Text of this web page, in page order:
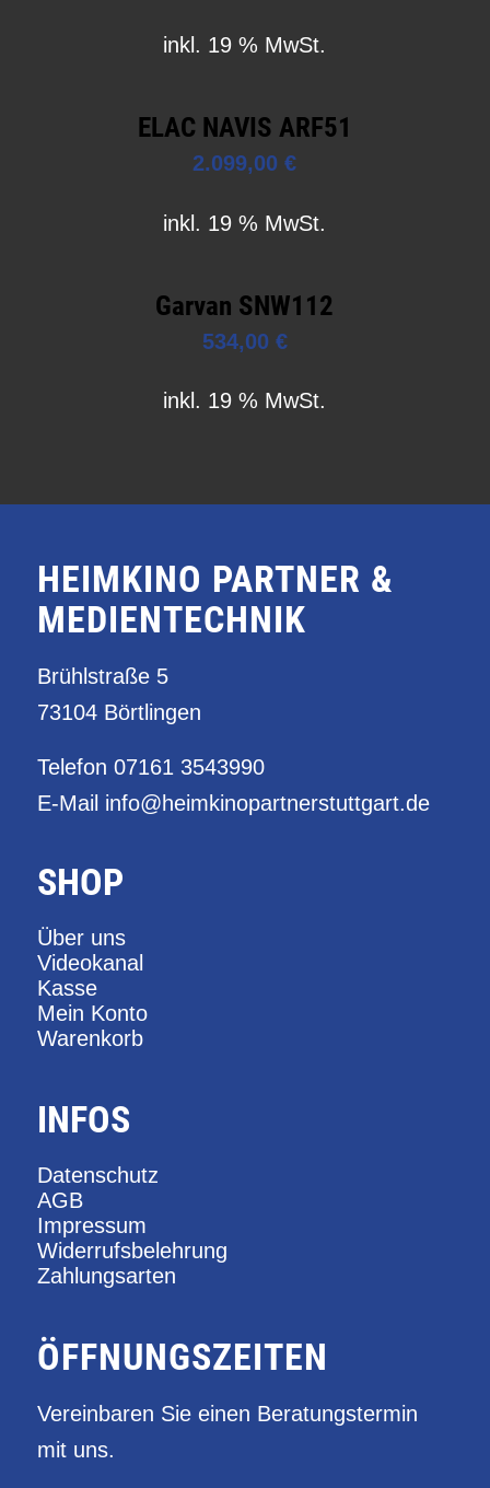
inkl. 19 % MwSt.
ELAC NAVIS ARF51
2.099,00€
inkl. 19 % MwSt.
Garvan SNW112
534,00 €
inkl. 19 % MwSt.
HEIMKINO PARTNER &
MEDIENTECHNIK
Brühlstraße 5
73104 Börtlingen
Telefon 07161 3543990
E-Mail info@heimkinopartnerstuttgart.de
SHOP
Über uns
Videokanal
Kasse
Mein Konto
Warenkorb
INFOS
Datenschutz
AGB
Impressum
Widerrufsbelehrung
Zahlungsarten
ÖFFNUNGSZEITEN
Vereinbaren Sie einen Beratungstermin
mit uns.